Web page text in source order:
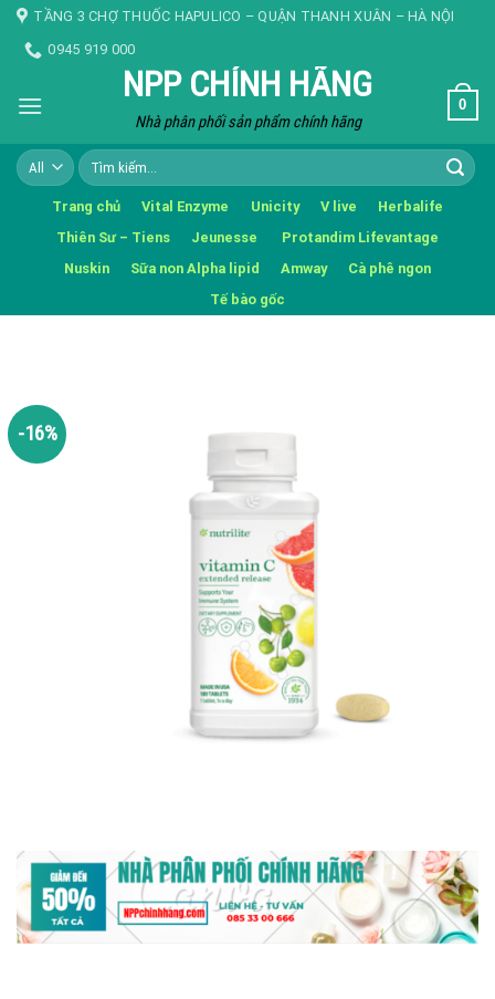
Skip TẦNG 3 CHỢ THUỐC HAPULICO – QUẬN THANH XUÂN – HÀ NỘI
0945 919 000
NPP CHÍNH HÃNG
Nhà phân phối sản phẩm chính hãng
0
Tìm
kiếm:
Trang chủ Vital Enzyme Unicity V live
Herbalife
Thiên Sư – Tiens
Jeunesse
Protandim Lifevantage
Nuskin
Sữa non Alpha lipid Amway
Cà phê ngon
Tế bào gốc
-16%